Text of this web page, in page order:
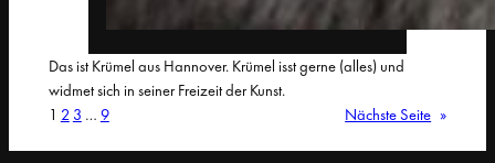
Das ist Krümel aus Hannover. Krümel isst gerne (alles) und
widmet sich in seiner Freizeit der Kunst.
1 2 3 … 9 Nächste Seite »